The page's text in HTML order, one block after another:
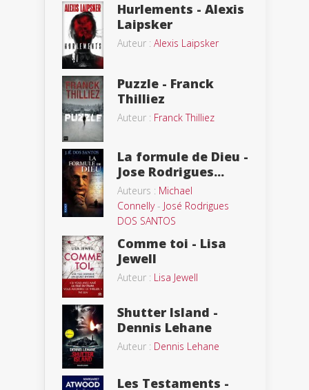
Hurlements - Alexis
Laipsker
Auteur : Alexis Laipsker
Puzzle - Franck
Thilliez
Auteur : Franck Thilliez
La formule de Dieu -
Jose Rodrigues...
Auteurs : Michael
Connelly- José Rodrigues
DOS SANTOS
Comme toi - Lisa
Jewell
Auteur : Lisa Jewell
Shutter Island -
Dennis Lehane
Auteur : Dennis Lehane
Les Testaments -